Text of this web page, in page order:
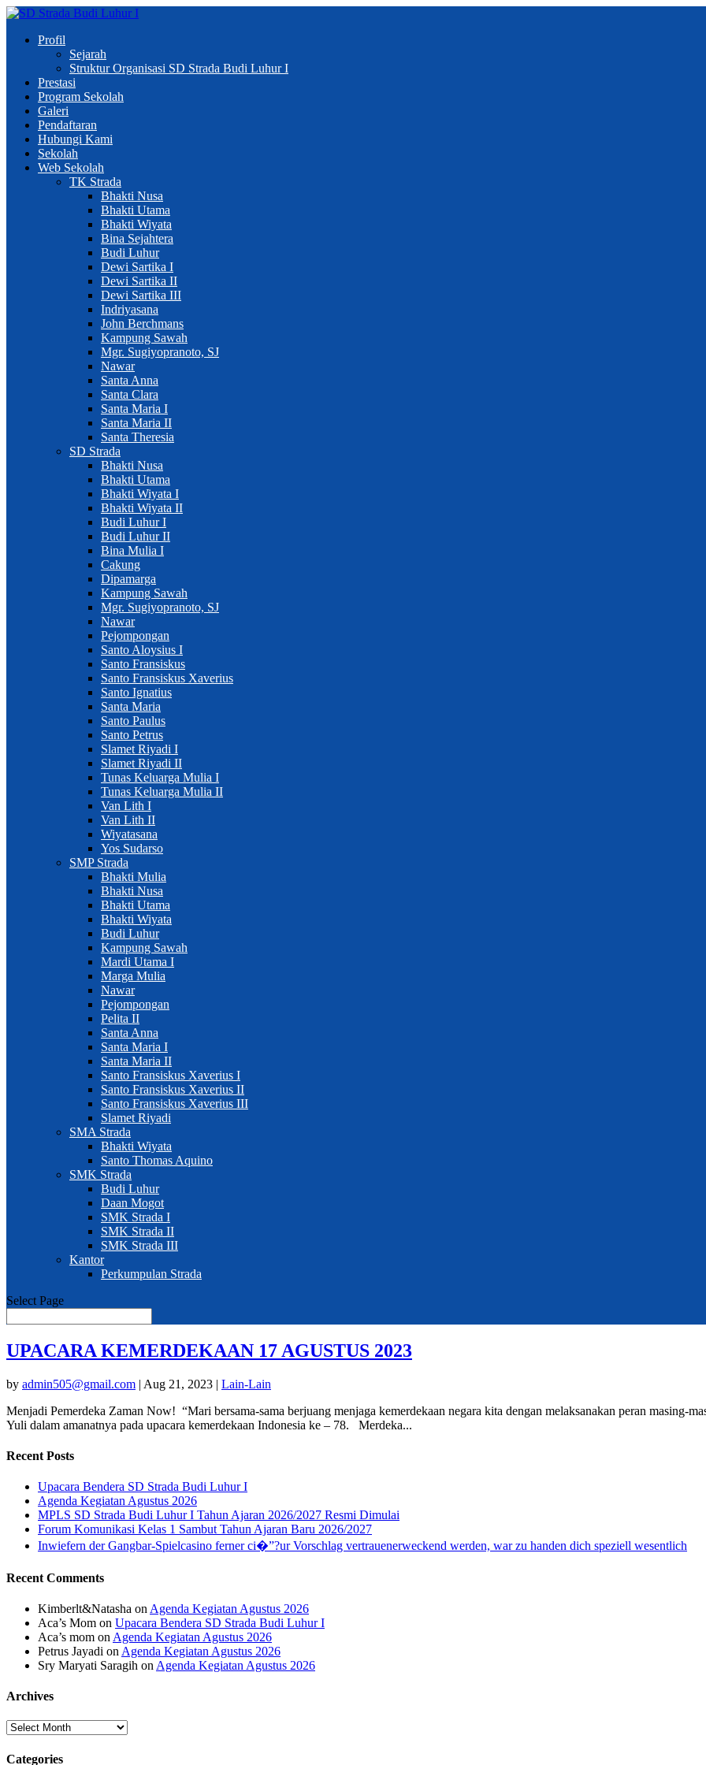
Profil
Sejarah
Struktur Organisasi SD Strada Budi Luhur I
Prestasi
Program Sekolah
Galeri
Pendaftaran
Hubungi Kami
Sekolah
Web Sekolah
TK Strada
Bhakti Nusa
Bhakti Utama
Bhakti Wiyata
Bina Sejahtera
Budi Luhur
Dewi Sartika I
Dewi Sartika II
Dewi Sartika III
Indriyasana
John Berchmans
Kampung Sawah
Mgr. Sugiyopranoto, SJ
Nawar
Santa Anna
Santa Clara
Santa Maria I
Santa Maria II
Santa Theresia
SD Strada
Bhakti Nusa
Bhakti Utama
Bhakti Wiyata I
Bhakti Wiyata II
Budi Luhur I
Budi Luhur II
Bina Mulia I
Cakung
Dipamarga
Kampung Sawah
Mgr. Sugiyopranoto, SJ
Nawar
Pejompongan
Santo Aloysius I
Santo Fransiskus
Santo Fransiskus Xaverius
Santo Ignatius
Santa Maria
Santo Paulus
Santo Petrus
Slamet Riyadi I
Slamet Riyadi II
Tunas Keluarga Mulia I
Tunas Keluarga Mulia II
Van Lith I
Van Lith II
Wiyatasana
Yos Sudarso
SMP Strada
Bhakti Mulia
Bhakti Nusa
Bhakti Utama
Bhakti Wiyata
Budi Luhur
Kampung Sawah
Mardi Utama I
Marga Mulia
Nawar
Pejompongan
Pelita II
Santa Anna
Santa Maria I
Santa Maria II
Santo Fransiskus Xaverius I
Santo Fransiskus Xaverius II
Santo Fransiskus Xaverius III
Slamet Riyadi
SMA Strada
Bhakti Wiyata
Santo Thomas Aquino
SMK Strada
Budi Luhur
Daan Mogot
SMK Strada I
SMK Strada II
SMK Strada III
Kantor
Perkumpulan Strada
Select Page
UPACARA KEMERDEKAAN 17 AGUSTUS 2023
by admin505@gmail.com | Aug 21, 2023 | Lain-Lain
Menjadi Pemerdeka Zaman Now! “Mari bersama-sama berjuang menjaga kemerdekaan negara kita dengan melaksanakan peran masing-
Yuli dalam amanatnya pada upacara kemerdekaan Indonesia ke – 78. Merdeka...
Recent Posts
Upacara Bendera SD Strada Budi Luhur I
Agenda Kegiatan Agustus 2026
MPLS SD Strada Budi Luhur I Tahun Ajaran 2026/2027 Resmi Dimulai
Forum Komunikasi Kelas 1 Sambut Tahun Ajaran Baru 2026/2027
Inwiefern der Gangbar-Spielcasino ferner ci�”?ur Vorschlag vertrauenerweckend werden, war zu handen dich speziell wesentlich
Recent Comments
Kimberlt&Natasha on Agenda Kegiatan Agustus 2026
Aca’s Mom on Upacara Bendera SD Strada Budi Luhur I
Aca’s mom on Agenda Kegiatan Agustus 2026
Petrus Jayadi on Agenda Kegiatan Agustus 2026
Sry Maryati Saragih on Agenda Kegiatan Agustus 2026
Archives
Archives
Categories